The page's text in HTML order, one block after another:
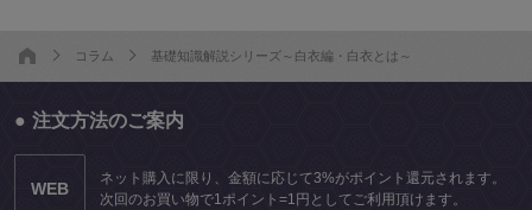
コラム 基礎知識解説シリーズ～白衣編・白衣とは～
注文方法のご案内
WEB
ネット購入に限り、金額に応じて3%がポイント還元されます。
次回のお買い物で1ポイント=1円としてご利用頂けます。